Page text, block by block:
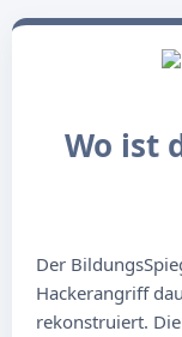
Wo ist
Der
Hackerangriff
rekonstruiert.